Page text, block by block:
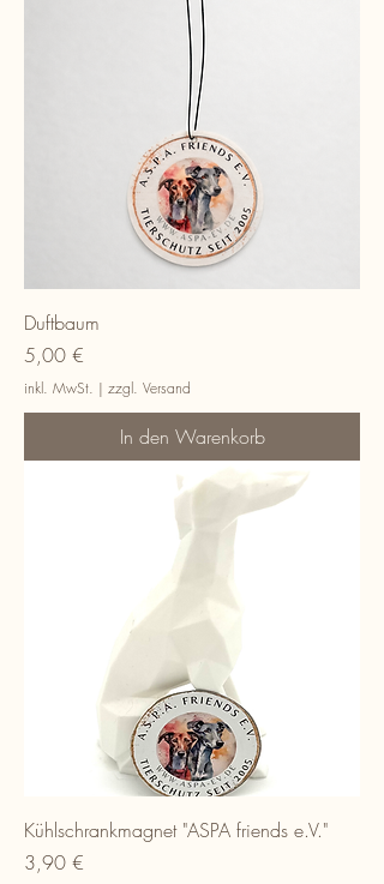
Duftbaum
Preis
5,00 €
inkl. MwSt. | zzgl. Versand
In den Warenkorb
Kühlschrankmagnet "ASPA friends e.V."
Preis
3,90 €